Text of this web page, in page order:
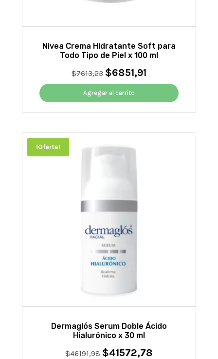
Nivea Crema Hidratante Soft para
Todo Tipo de Piel x 100 ml
$7613,23 El
precio
original
era:
$7613,23.
$6851,91El
precio
es:
$6851,91.
Agregar al carrito
¡Oferta!
Dermaglós Serum Doble Ácido
Hialurónico x 30 ml
$46191,98 El
$41572,78El